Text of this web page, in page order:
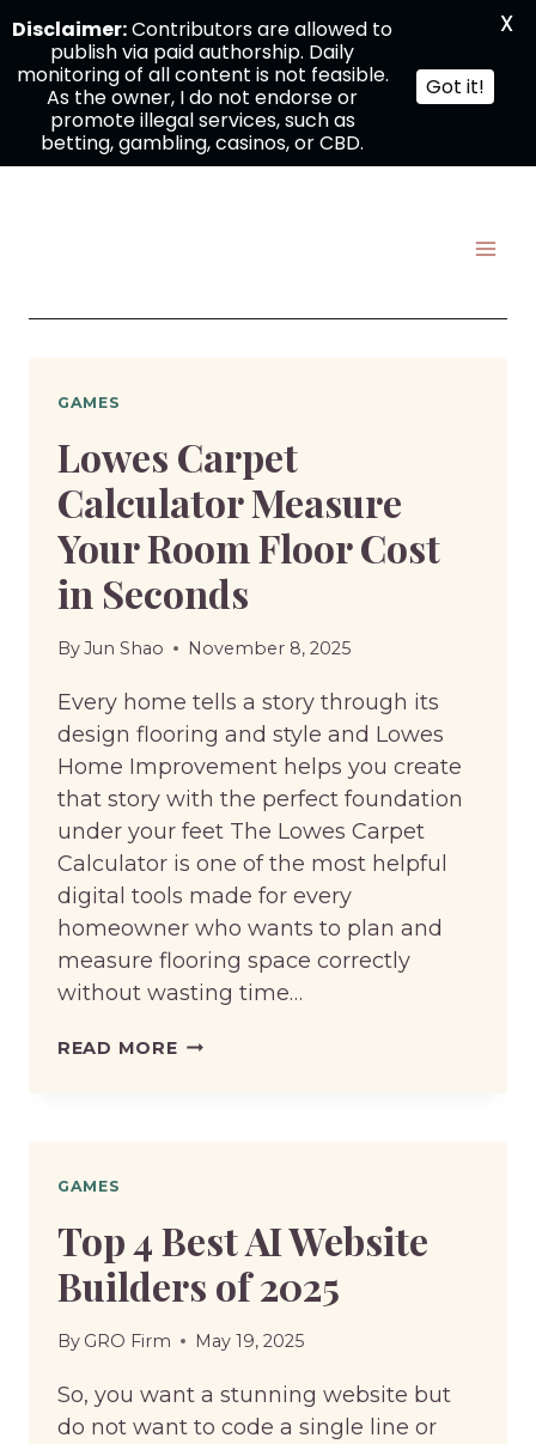
GAMES
Lowes Carpet
Calculator Measure
Your Room Floor Cost
in Seconds
ByJun Shao November 8, 2025
Every home tells a story through its
design flooring and style and Lowes
Home Improvement helps you create
that story with the perfect foundation
under your feet The Lowes Carpet
Calculator is one of the most helpful
digital tools made for every
homeowner who wants to plan and
measure flooring space correctly
without wasting time…
READ MORELOWES
FLOOR
IN
SECONDS
GAMES
Top 4 Best AI Website
Builders of 2025
By GRO Firm May 19, 2025
So, you want a stunning website but
do not want to code a single line or
Disclaimer:Contributors are allowed to
publish via paid authorship. Daily
monitoring of all content is not feasible.
As the owner, I do not endorse or
promote illegal services, such as
betting, gambling, casinos, or CBD.
Got it!
X